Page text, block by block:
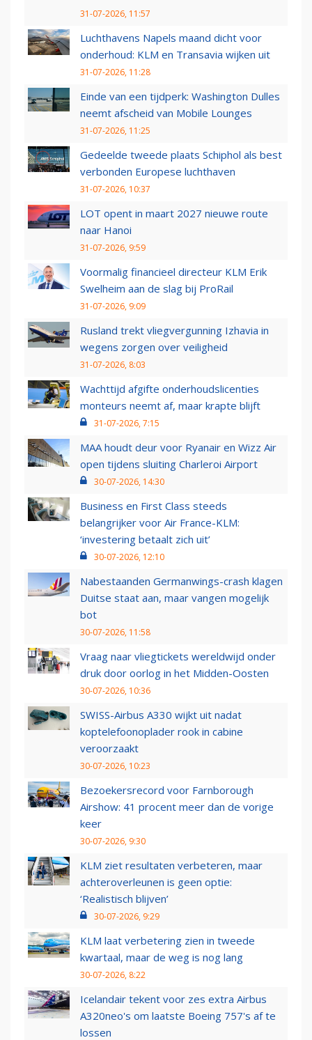
31-07-2026, 11:57
Luchthavens Napels maand dicht voor
onderhoud: KLM en Transavia wijken uit
31-07-2026, 11:28
Einde van een tijdperk: Washington Dulles
neemt afscheid van Mobile Lounges
31-07-2026, 11:25
Gedeelde tweede plaats Schiphol als best
verbonden Europese luchthaven
31-07-2026, 10:37
LOT opent in maart 2027 nieuwe route
naar Hanoi
31-07-2026, 9:59
Voormalig financieel directeur KLM Erik
Swelheim aan de slag bij ProRail
31-07-2026, 9:09
Rusland trekt vliegvergunning Izhavia in
wegens zorgen over veiligheid
31-07-2026, 8:03
Wachttijd afgifte onderhoudslicenties
monteurs neemt af, maar krapte blijft
31-07-2026, 7:15
MAA houdt deur voor Ryanair en Wizz Air
open tijdens sluiting Charleroi Airport
30-07-2026, 14:30
Business en First Class steeds
belangrijker voor Air France-KLM:
‘investering betaalt zich uit’
30-07-2026, 12:10
Nabestaanden Germanwings-crash klagen
Duitse staat aan, maar vangen mogelijk
bot
30-07-2026, 11:58
Vraag naar vliegtickets wereldwijd onder
druk door oorlog in het Midden-Oosten
30-07-2026, 10:36
SWISS-Airbus A330 wijkt uit nadat
koptelefoonoplader rook in cabine
veroorzaakt
30-07-2026, 10:23
Bezoekersrecord voor Farnborough
Airshow: 41 procent meer dan de vorige
keer
30-07-2026, 9:30
KLM ziet resultaten verbeteren, maar
achteroverleunen is geen optie:
‘Realistisch blijven’
30-07-2026, 9:29
KLM laat verbetering zien in tweede
kwartaal, maar de weg is nog lang
30-07-2026, 8:22
Icelandair tekent voor zes extra Airbus
A320neo's om laatste Boeing 757's af te
lossen